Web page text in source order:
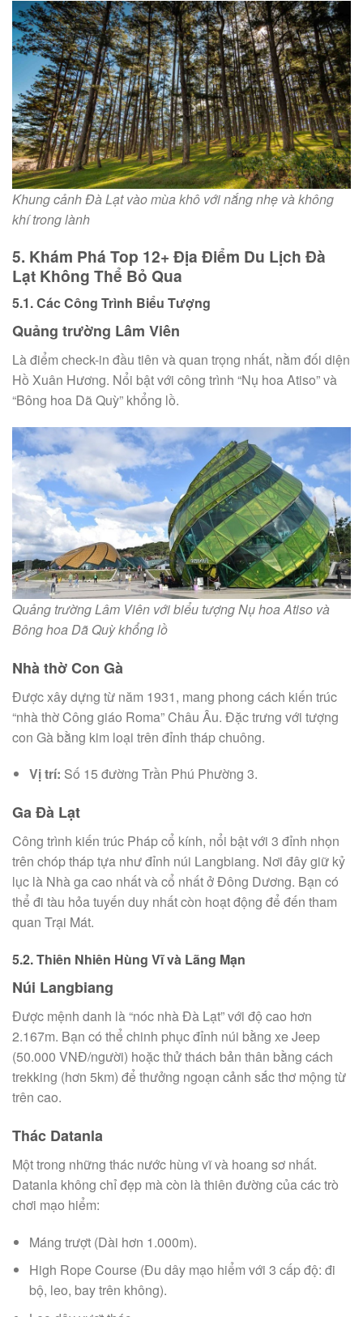
Khung cảnh Đà Lạt vào mùa khô với nắng nhẹ và không
khí trong lành
5. Khám Phá Top 12+ Địa Điểm Du Lịch Đà
Lạt Không Thể Bỏ Qua
5.1. Các Công Trình Biểu Tượng
Quảng trường Lâm Viên
Là điểm check-in đầu tiên và quan trọng nhất, nằm đối diện
Hồ Xuân Hương. Nổi bật với công trình “Nụ hoa Atiso” và
“Bông hoa Dã Quỳ” khổng lồ.
Quảng trường Lâm Viên với biểu tượng Nụ hoa Atiso và
Bông hoa Dã Quỳ khổng lồ
Nhà thờ Con Gà
Được xây dựng từ năm 1931, mang phong cách kiến trúc
“nhà thờ Công giáo Roma” Châu Âu. Đặc trưng với tượng
con Gà bằng kim loại trên đỉnh tháp chuông.
Vị trí: Số 15 đường Trần Phú Phường 3.
Ga Đà Lạt
Công trình kiến trúc Pháp cổ kính, nổi bật với 3 đỉnh nhọn
trên chóp tháp tựa như đỉnh núi Langbiang. Nơi đây giữ kỷ
lục là Nhà ga cao nhất và cổ nhất ở Đông Dương. Bạn có
thể đi tàu hỏa tuyến duy nhất còn hoạt động để đến tham
quan Trại Mát.
5.2. Thiên Nhiên Hùng Vĩ và Lãng Mạn
Núi Langbiang
Được mệnh danh là “nóc nhà Đà Lạt” với độ cao hơn
2.167m. Bạn có thể chinh phục đỉnh núi bằng xe Jeep
(50.000 VNĐ/người) hoặc thử thách bản thân bằng cách
trekking (hơn 5km) để thưởng ngoạn cảnh sắc thơ mộng từ
trên cao.
Thác Datanla
Một trong những thác nước hùng vĩ và hoang sơ nhất.
Datanla không chỉ đẹp mà còn là thiên đường của các trò
chơi mạo hiểm:
Máng trượt (Dài hơn 1.000m).
High Rope Course (Đu dây mạo hiểm với 3 cấp độ: đi
bộ, leo, bay trên không).